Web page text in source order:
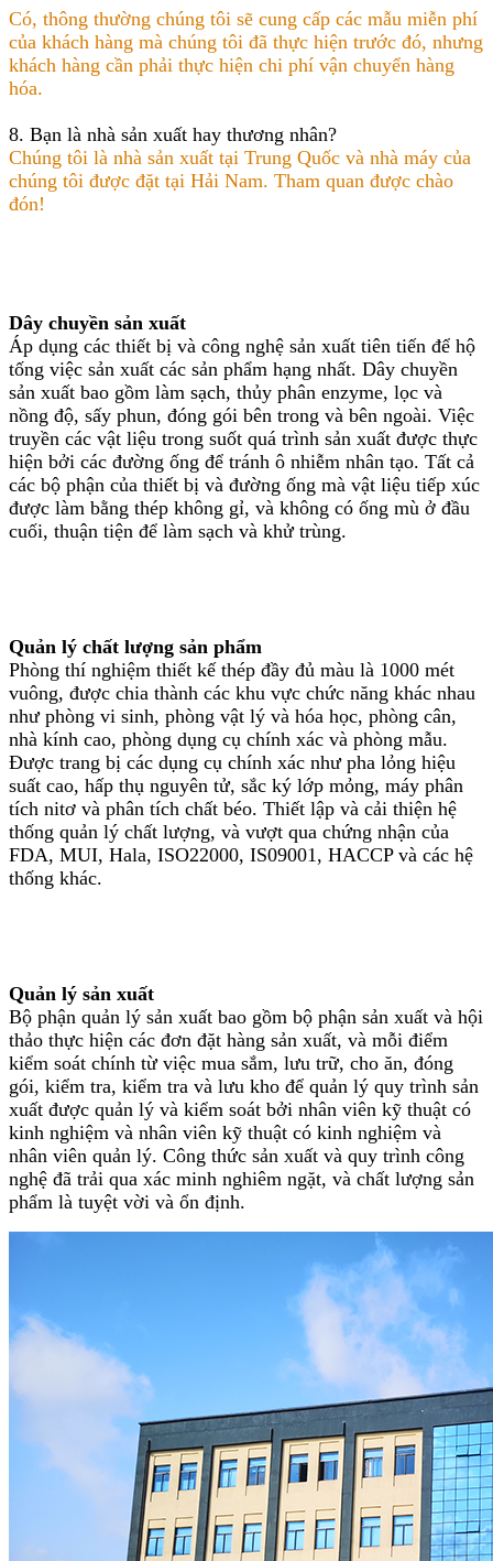
Có, thông thường chúng tôi sẽ cung cấp các mẫu miễn phí
của khách hàng mà chúng tôi đã thực hiện trước đó, nhưng
khách hàng cần phải thực hiện chi phí vận chuyển hàng
hóa.
8. Bạn là nhà sản xuất hay thương nhân?
Chúng tôi là nhà sản xuất tại Trung Quốc và nhà máy của
chúng tôi được đặt tại Hải Nam. Tham quan được chào
đón!
Dây chuyền sản xuất
Áp dụng các thiết bị và công nghệ sản xuất tiên tiến để hộ
tống việc sản xuất các sản phẩm hạng nhất. Dây chuyền
sản xuất bao gồm làm sạch, thủy phân enzyme, lọc và
nồng độ, sấy phun, đóng gói bên trong và bên ngoài. Việc
truyền các vật liệu trong suốt quá trình sản xuất được thực
hiện bởi các đường ống để tránh ô nhiễm nhân tạo. Tất cả
các bộ phận của thiết bị và đường ống mà vật liệu tiếp xúc
được làm bằng thép không gỉ, và không có ống mù ở đầu
cuối, thuận tiện để làm sạch và khử trùng.
Quản lý chất lượng sản phẩm
Phòng thí nghiệm thiết kế thép đầy đủ màu là 1000 mét
vuông, được chia thành các khu vực chức năng khác nhau
như phòng vi sinh, phòng vật lý và hóa học, phòng cân,
nhà kính cao, phòng dụng cụ chính xác và phòng mẫu.
Được trang bị các dụng cụ chính xác như pha lỏng hiệu
suất cao, hấp thụ nguyên tử, sắc ký lớp mỏng, máy phân
tích nitơ và phân tích chất béo. Thiết lập và cải thiện hệ
thống quản lý chất lượng, và vượt qua chứng nhận của
FDA, MUI, Hala, ISO22000, IS09001, HACCP và các hệ
thống khác.
Quản lý sản xuất
Bộ phận quản lý sản xuất bao gồm bộ phận sản xuất và hội
thảo thực hiện các đơn đặt hàng sản xuất, và mỗi điểm
kiểm soát chính từ việc mua sắm, lưu trữ, cho ăn, đóng
gói, kiểm tra, kiểm tra và lưu kho để quản lý quy trình sản
xuất được quản lý và kiểm soát bởi nhân viên kỹ thuật có
kinh nghiệm và nhân viên kỹ thuật có kinh nghiệm và
nhân viên quản lý. Công thức sản xuất và quy trình công
nghệ đã trải qua xác minh nghiêm ngặt, và chất lượng sản
phẩm là tuyệt vời và ổn định.